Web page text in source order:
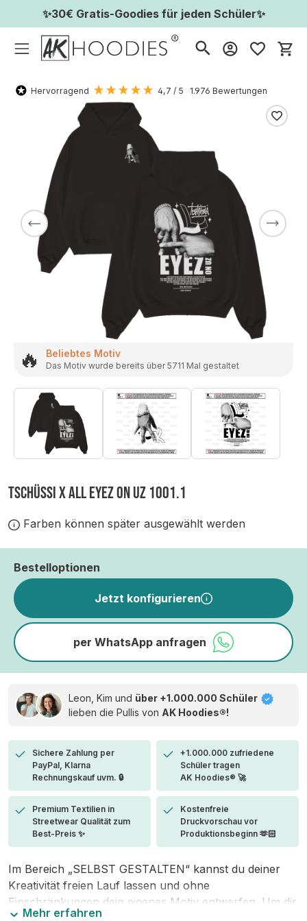
✨30€ Gratis-Goodies für jeden Schüler✨
Hervorragend 4,7 / 5 1.976 Bewertungen
🔥 Beliebtes Motiv
Das Motiv wurde bereits über 5711 Mal gestaltet
TSCHÜSSI X ALL EYEZ ON UZ 1001.1
Farben können später ausgewählt werden
Bestelloptionen
Jetzt konfigurieren
per WhatsApp anfragen
Leon, Kim und über +1.000.000 Schüler
lieben die Pullis von AK Hoodies®!
Sichere Zahlung per
PayPal, Klarna
Rechnungskauf uvm. 🔒
+1.000.000 zufriedene
Schüler tragen
AK Hoodies® 🚀
Premium Textilien in
Streetwear Qualität zum
Best-Preis ✨
Kostenfreie
Druckvorschau vor
Produktionsbeginn 🫶🏻
Im Bereich „SELBST GESTALTEN“ kannst du deiner
Kreativität freien Lauf lassen und ohne
Einschränkungen dein eigenes Motiv entwerfen. Um dir
Mehr erfahren